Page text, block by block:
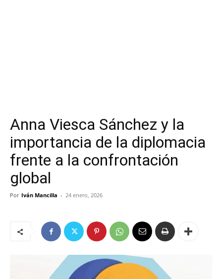
Anna Viesca Sánchez y la
importancia de la diplomacia
frente a la confrontación
global
Por Iván Mancilla - 24 enero, 2026